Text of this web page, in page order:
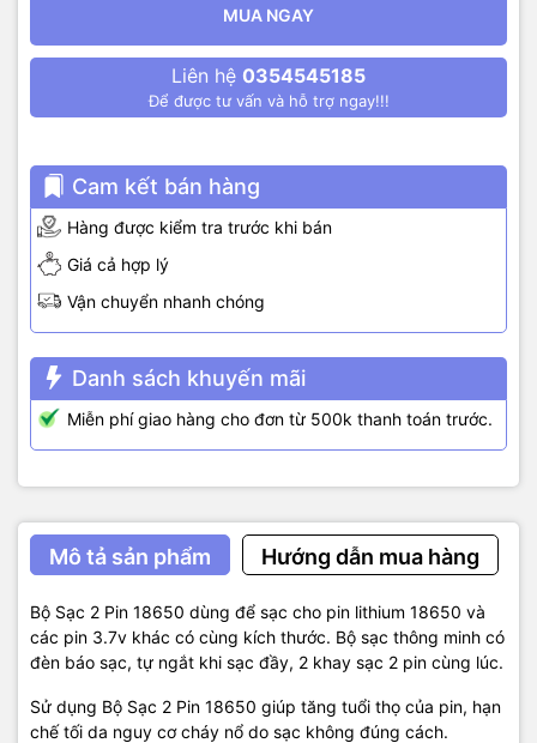
MUA NGAY
Liên hệ 0354545185
Để được tư vấn và hỗ trợ ngay!!!
Cam kết bán hàng
Hàng được kiểm tra trước khi bán
Giá cả hợp lý
Vận chuyển nhanh chóng
Danh sách khuyến mãi
Miễn phí giao hàng cho đơn từ 500k thanh toán trước.
Mô tả sản phẩm Hướng dẫn mua hàng
Bộ Sạc 2 Pin 18650 dùng để sạc cho pin lithium 18650 và
các pin 3.7v khác có cùng kích thước. Bộ sạc thông minh có
đèn báo sạc, tự ngắt khi sạc đầy, 2 khay sạc 2 pin cùng lúc.
Sử dụng Bộ Sạc 2 Pin 18650 giúp tăng tuổi thọ của pin, hạn
chế tối da nguy cơ cháy nổ do sạc không đúng cách.